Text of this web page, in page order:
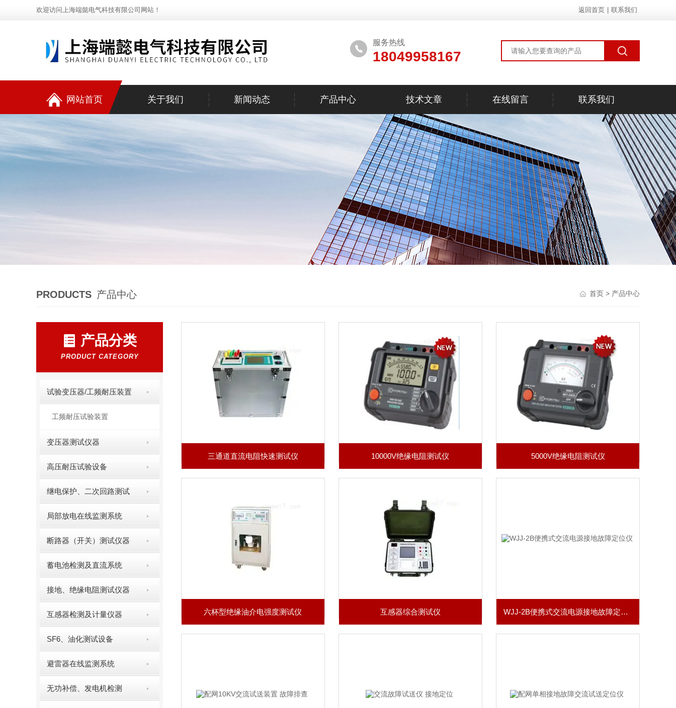
欢迎访问上海端懿电气科技有限公司网站！ 返回首页 联系我们
服务热线
18049958167
网站首页 关于我们 新闻动态 产品中心 技术文章 在线留言 联系我们
PRODUCTS 产品中心 首页 > 产品中心
产品分类
PRODUCT CATEGORY
试验变压器/工频耐压装置
工频耐压试验装置
变压器测试仪器
高压耐压试验设备
继电保护、二次回路测试
局部放电在线监测系统
断路器（开关）测试仪器
蓄电池检测及直流系统
接地、绝缘电阻测试仪器
互感器检测及计量仪器
SF6、油化测试设备
避雷器在线监测系统
无功补偿、发电机检测
三通道直流电阻快速测试仪 10000V绝缘电阻测试仪 5000V绝缘电阻测试仪
六杯型绝缘油介电强度测试仪 互感器综合测试仪 WJJ-2B便携式交流电源接地故障定位仪